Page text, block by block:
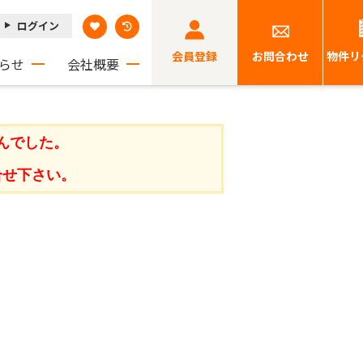
ログイン
せ 会社概要 会員登録 お問合わせ 物件
した。
下さい。